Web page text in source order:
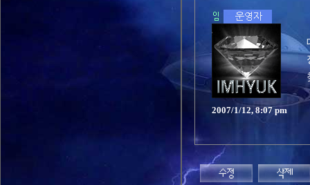
2007/1/12, 8:07 pm